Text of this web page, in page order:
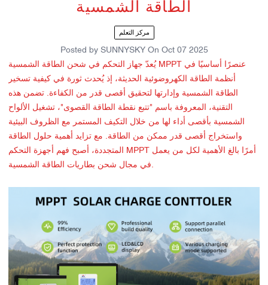
الطاقة الشمسية
مركز التعلم
Posted by SUNNYSKYOn Oct 07 2025
يُعدّ جهاز التحكم في شحن الطاقة الشمسية MPPT عنصرًا أساسيًا في
أنظمة الطاقة الكهروضوئية الحديثة، إذ يُحدث ثورة في كيفية تسخير
الطاقة الشمسية وإدارتها لتحقيق أقصى قدر من الكفاءة. تضمن هذه
التقنية، المعروفة باسم "تتبع نقطة الطاقة القصوى"، تشغيل الألواح
الشمسية بأقصى أداء لها من خلال التكيف المستمر مع الظروف البيئية
واستخراج أقصى قدر ممكن من الطاقة. مع تزايد أهمية حلول الطاقة
المتجددة، أصبح فهم أجهزة التحكم MPPT أمرًا بالغ الأهمية لكل من يعمل
في مجال شحن بطاريات الطاقة الشمسية.